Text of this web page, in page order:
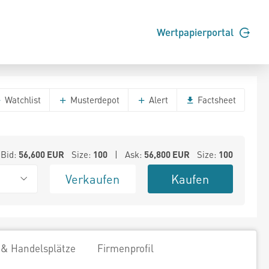
Wertpapierportal
Watchlist Musterdepot Alert Factsheet
Bid: 56,600EUR Size: 100| Ask: 56,800EUR Size: 100
Verkaufen Kaufen
Handelsplätze Firmenprofil